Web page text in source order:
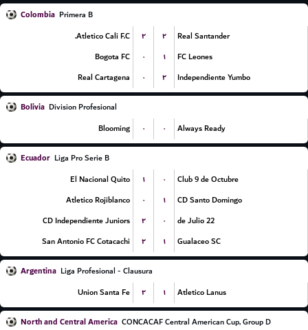
Colombia Primera B
Atletico Cali F.C.
۲ ۲
Real Santander
Bogota FC
۰ ۱
FC Leones
Real Cartagena
۰ ۲ Independiente Yumbo
Bolivia Division Profesional
Blooming
۰ ۰ Always Ready
Ecuador Liga Pro Serie B
El Nacional Quito
۱ ۰
Club 9 de Octubre
Atletico Rojiblanco
۰ ۱
CD Santo Domingo
CD Independiente Juniors
۲ ۰
22 de Julio
San Antonio FC Cotacachi
۲ ۱ Gualaceo SC
Argentina Liga Profesional - Clausura
Union Santa Fe
۲ ۱ Atletico Lanus
North and Central America CONCACAF Central American Cup, Group D